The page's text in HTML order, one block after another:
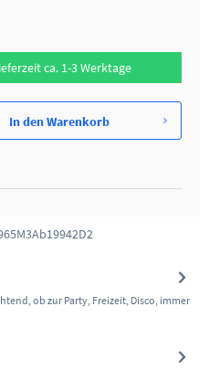
ca. 1-3 Werktage
In denWarenkorb
ob zur Party, Freizeit, Disco, immer